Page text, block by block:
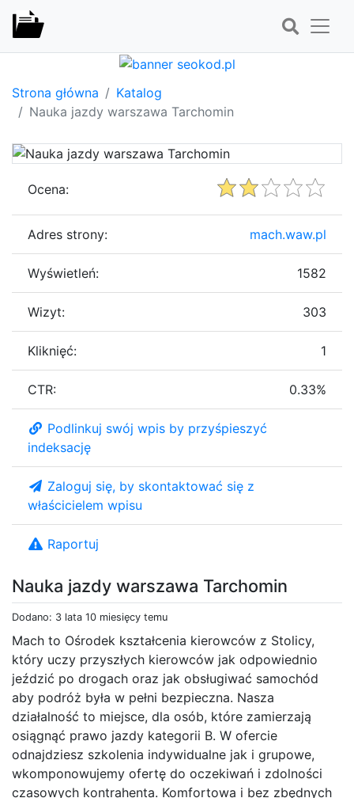
Strona główna
Katalog
Nauka jazdy warszawa Tarchomin
Nauka jazdy warszawa Tarchomin
Dodano: 3 lata 10 miesięcy temu
Mach to Ośrodek kształcenia kierowców z Stolicy,
który uczy przyszłych kierowców jak odpowiednio
jeździć po drogach oraz jak obsługiwać samochód
aby podróż była w pełni bezpieczna. Nasza
działalność to miejsce, dla osób, które zamierzają
osiągnąć prawo jazdy kategorii B. W ofercie
odnajdziesz szkolenia indywidualne jak i grupowe,
wkomponowujemy ofertę do oczekiwań i zdolności
czasowych kontrahenta. Komfortowa i bez zbędnych
Ocena:
Adres strony: mach.waw.pl
Wyświetleń: 1582
Wizyt: 303
Kliknięć: 1
CTR: 0.33%
Podlinkuj swój wpis by przyśpieszyć
indeksację
Zaloguj się, by skontaktować się z
właścicielem wpisu
Raportuj